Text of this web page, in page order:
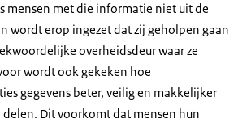
mensen met die informatie niet uit de
wordt erop ingezet dat zij geholpen gaan
overheidsdeur waar ze
wordt ook gekeken hoe
gegevens beter, veilig en makkelijker
Dit voorkomt dat mensen hun